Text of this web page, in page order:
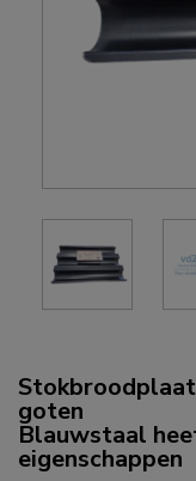
goten
Blauwstaal
eigenschappen